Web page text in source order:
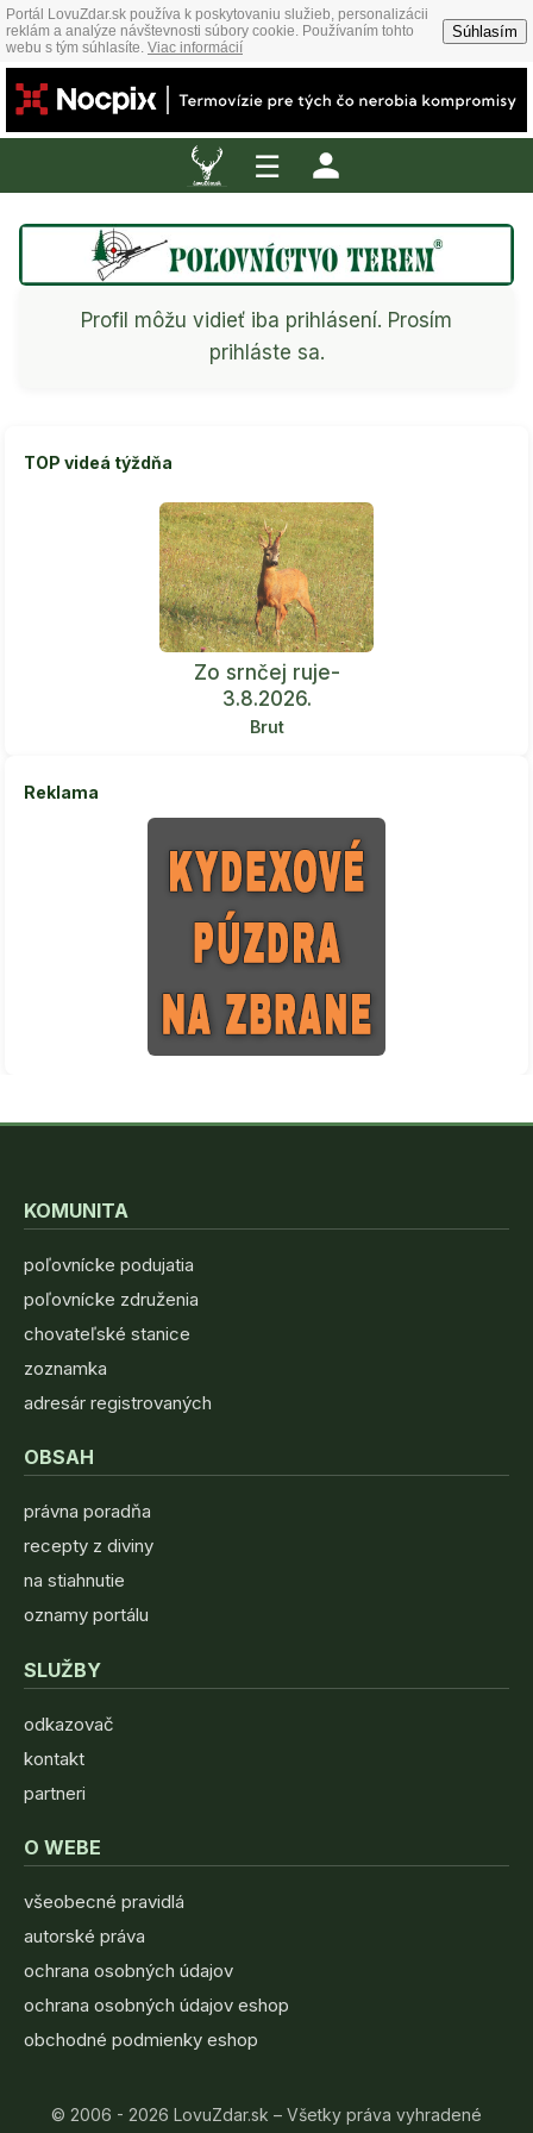
Portál LovuZdar.sk používa k poskytovaniu služieb, personalizácii
reklám a analýze návštevnosti súbory cookie. Používaním tohto
webu s tým súhlasíte. Viac informácií
Súhlasím
☰
Profil môžu vidieť iba prihlásení. Prosím
prihláste sa.
TOP videá týždňa
Zo srnčej ruje-
3.8.2026.
Brut
Reklama
KOMUNITA
poľovnícke podujatia
poľovnícke združenia
chovateľské stanice
zoznamka
adresár registrovaných
OBSAH
právna poradňa
recepty z diviny
na stiahnutie
oznamy portálu
SLUŽBY
odkazovač
kontakt
partneri
O WEBE
všeobecné pravidlá
autorské práva
ochrana osobných údajov
ochrana osobných údajov eshop
obchodné podmienky eshop
© 2006 - 2026 LovuZdar.sk – Všetky práva vyhradené